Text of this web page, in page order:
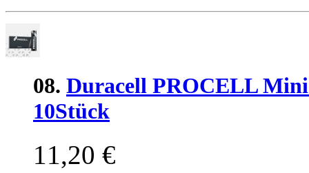
08. Duracell PROCELL
10Stück
11,20 €